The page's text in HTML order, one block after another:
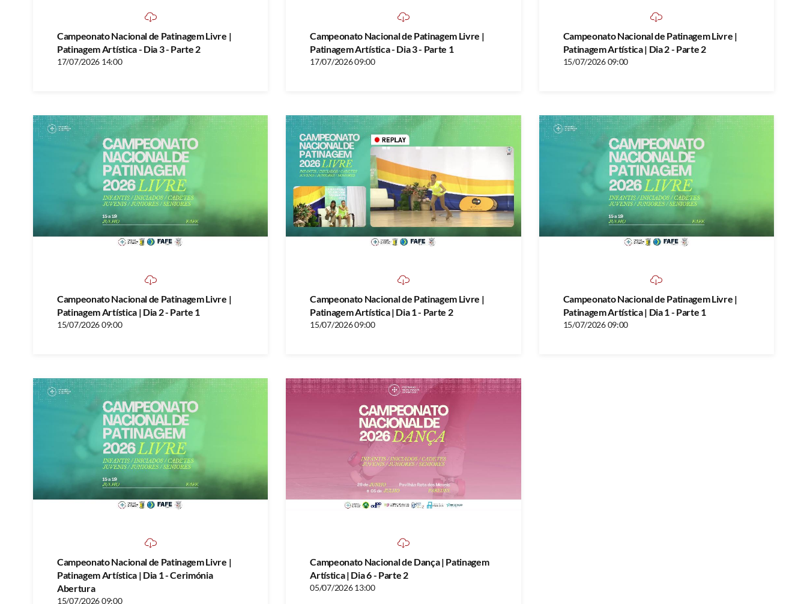
Campeonato Nacional de Patinagem Livre |
Patinagem Artística - Dia 3 - Parte 2
17/07/2026 14:00
Campeonato Nacional de Patinagem Livre |
Patinagem Artística - Dia 3 - Parte 1
17/07/2026 09:00
Campeonato Nacional de Patinagem Livre |
Patinagem Artística | Dia 2 - Parte 2
15/07/2026 09:00
Campeonato Nacional de Patinagem Livre |
Patinagem Artística | Dia 2 - Parte 1
15/07/2026 09:00
Campeonato Nacional de Patinagem Livre |
Patinagem Artística | Dia 1 - Parte 2
15/07/2026 09:00
Campeonato Nacional de Patinagem Livre |
Patinagem Artística | Dia 1 - Parte 1
15/07/2026 09:00
Campeonato Nacional de Patinagem Livre |
Patinagem Artística | Dia 1 - Cerimónia
Abertura
15/07/2026 09:00
Campeonato Nacional de Dança | Patinagem
Artística | Dia 6 - Parte 2
05/07/2026 13:00